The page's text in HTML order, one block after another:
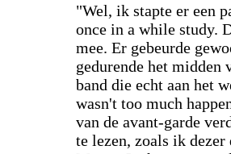
"Wel, ik stapte er een
once in a while study.
mee. Er gebeurde
gedurende het midden
band die echt aan het
wasn't too much
van de avant-garde
te lezen, zoals ik dezer